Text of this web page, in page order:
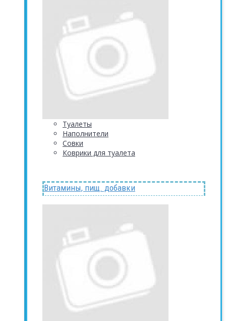
Туалеты
Наполнители
Совки
Коврики для туалета
Витамины, пищ. добавки